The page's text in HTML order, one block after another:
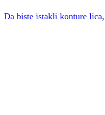
Da biste istakli konture